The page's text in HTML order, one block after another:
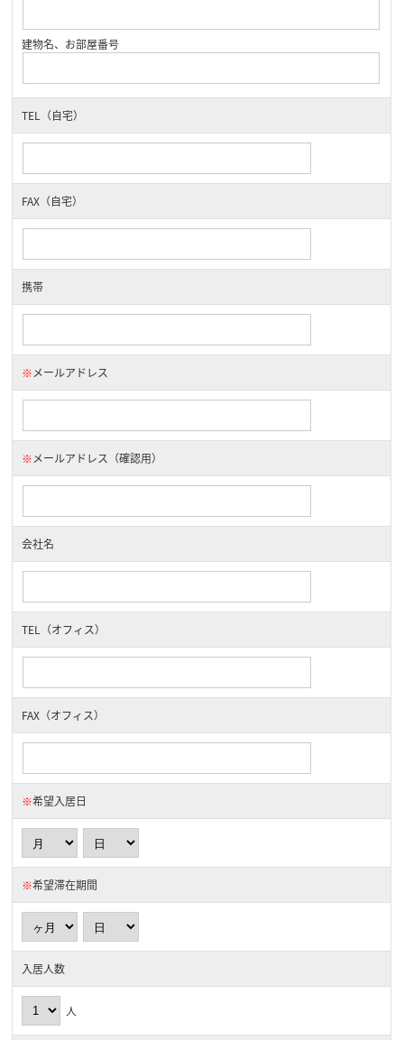
建物名、お部屋番号
TEL（自宅）
FAX（自宅）
携帯
※メールアドレス
※メールアドレス（確認用）
会社名
TEL（オフィス）
FAX（オフィス）
※希望入居日
※希望滞在期間
入居人数
人